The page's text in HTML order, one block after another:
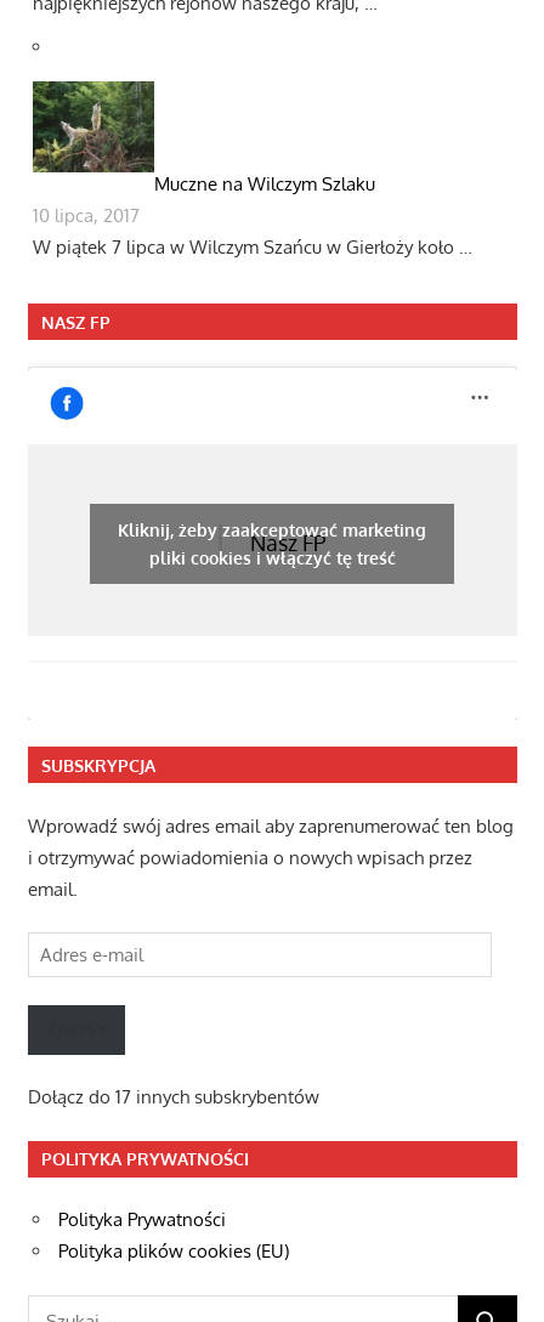
Muczne na Wilczym Szlaku
10 lipca, 2017
W piątek 7 lipca w Wilczym Szańcu w Gierłoży koło …
NASZ FP
Nasz FP
Kliknij, żeby zaakceptować marketing
pliki cookies i włączyć tę treść
SUBSKRYPCJA
Wprowadź swój adres email aby zaprenumerować ten blog
i otrzymywać powiadomienia o nowych wpisach przez
email.
Adres
e-
mail
Dołącz do 17 innych subskrybentów
POLITYKA PRYWATNOŚCI
Polityka Prywatności
Polityka plików cookies (EU)
Szukaj: